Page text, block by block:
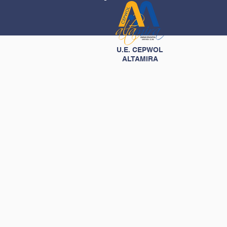
U.E. CEPWOL
ALTAMIRA